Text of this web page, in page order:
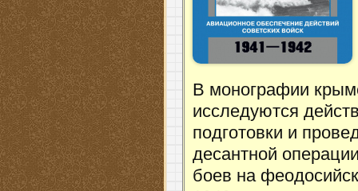
В монографии
исследуются
подготовки и
десантной
боев на